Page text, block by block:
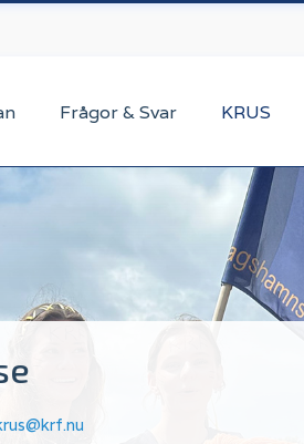
Frågor & Svar KRUS